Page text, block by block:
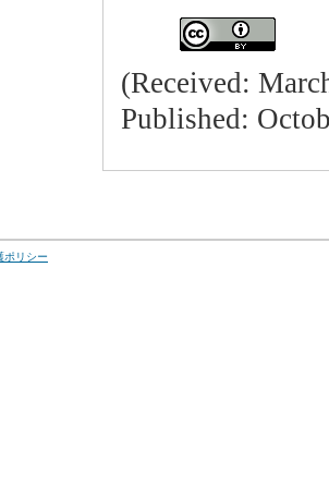
(Received:
Published:
ポリシー